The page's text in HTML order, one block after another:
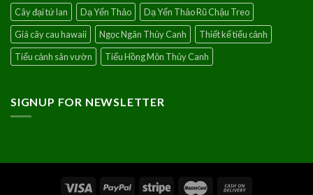
Cây đại tứ lan
Dạ Yến Thảo
Dạ Yến Thảo Rũ Chậu Treo
Giá cây cau hawaii
Ngọc Ngân Thủy Canh
Thiết kế tiểu cảnh
Tiểu cảnh sân vườn
Tiểu Hồng Môn Thủy Canh
SIGNUP FOR NEWSLETTER